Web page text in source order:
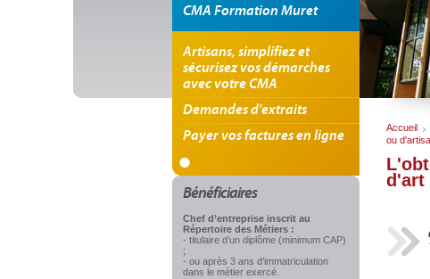
CMA Formation Muret
Artisans, simplifiez et
sécurisez vos démarches
avec votre CMA
Demandes d'extraits
Payer vos factures en ligne
Bénéficiaires
Chef d’entreprise inscrit au
Répertoire des Métiers :
- titulaire d’un diplôme (minimum CAP)
;
- ou après 3 ans d’immatriculation
dans le métier exercé.
Accueil
ou
d'art